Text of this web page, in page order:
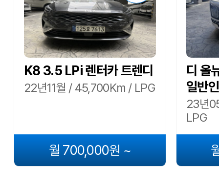
K8 3.5 LPi 렌터카 트렌디
22년11월 / 45,700Km / LPG
월 700,000원 ~
디 올
일반
23년
LPG